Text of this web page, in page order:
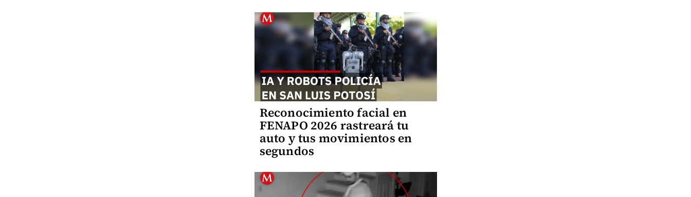
Reconocimiento facial en
FENAPO 2026 rastreará tu
auto y tus movimientos en
segundos